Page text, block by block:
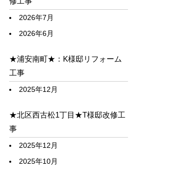
2026年7月
2026年6月
★浦安南町★：K様邸リフォーム
工事
2025年12月
★北区西古松1丁目★T様邸改修工
事
2025年12月
2025年10月